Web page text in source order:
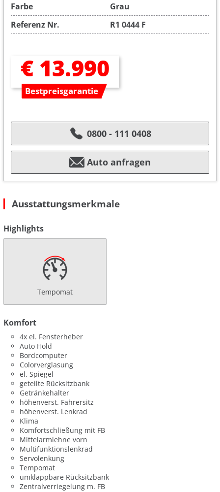
Farbe
Grau
Referenz Nr.
R1 0444 F
€ 13.990
Bestpreisgarantie
0800 - 111 0408
Auto anfragen
Ausstattungsmerkmale
Highlights
Tempomat
Komfort
4x el. Fensterheber
Auto Hold
Bordcomputer
Colorverglasung
el. Spiegel
geteilte Rücksitzbank
Getränkehalter
höhenverst. Fahrersitz
höhenverst. Lenkrad
Klima
Komfortschließung mit FB
Mittelarmlehne vorn
Multifunktionslenkrad
Servolenkung
Tempomat
umklappbare Rücksitzbank
Zentralverriegelung m. FB